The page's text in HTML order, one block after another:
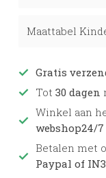
Maattabel
Gratis
Tot 30 dagen
Winkel aan
webshop24/7
Betalen met
Paypal of IN3